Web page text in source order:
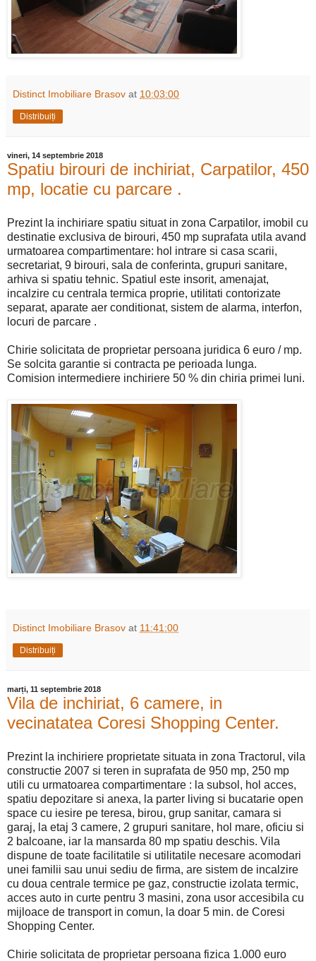
Distinct Imobiliare Brasov at 10:03:00
Distribuiți
vineri, 14 septembrie 2018
Spatiu birouri de inchiriat, Carpatilor, 450
mp, locatie cu parcare .
Prezint la inchiriare spatiu situat in zona Carpatilor, imobil cu
destinatie exclusiva de birouri, 450 mp suprafata utila avand
urmatoarea compartimentare: hol intrare si casa scarii,
secretariat, 9 birouri, sala de conferinta, grupuri sanitare,
arhiva si spatiu tehnic. Spatiul este insorit, amenajat,
incalzire cu centrala termica proprie, utilitati contorizate
separat, aparate aer conditionat, sistem de alarma, interfon,
locuri de parcare .
Chirie solicitata de proprietar persoana juridica 6 euro / mp.
Se solcita garantie si contracta pe perioada lunga.
Comision intermediere inchiriere 50 % din chiria primei luni.
Distinct Imobiliare Brasov at 11:41:00
Distribuiți
marți, 11 septembrie 2018
Vila de inchiriat, 6 camere, in
vecinatatea Coresi Shopping Center.
Prezint la inchiriere proprietate situata in zona Tractorul, vila
constructie 2007 si teren in suprafata de 950 mp, 250 mp
utili cu urmatoarea compartimentare : la subsol, hol acces,
spatiu depozitare si anexa, la parter living si bucatarie open
space cu iesire pe teresa, birou, grup sanitar, camara si
garaj, la etaj 3 camere, 2 grupuri sanitare, hol mare, oficiu si
2 balcoane, iar la mansarda 80 mp spatiu deschis. Vila
dispune de toate facilitatile si utilitatile necesare acomodari
unei familii sau unui sediu de firma, are sistem de incalzire
cu doua centrale termice pe gaz, constructie izolata termic,
acces auto in curte pentru 3 masini, zona usor accesibila cu
mijloace de transport in comun, la doar 5 min. de Coresi
Shopping Center.
Chirie solicitata de proprietar persoana fizica 1.000 euro